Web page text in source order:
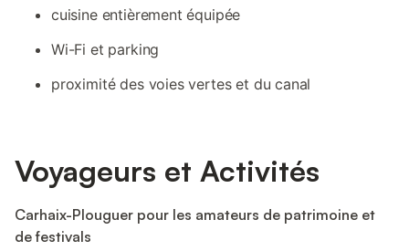
cuisine entièrement équipée
Wi-Fi et parking
proximité des voies vertes et du canal
Voyageurs et Activités
Carhaix-Plouguer pour les amateurs de patrimoine et
de festivals